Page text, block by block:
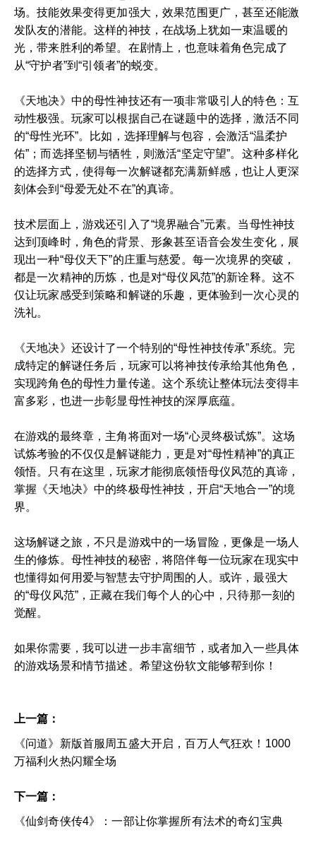
场。技能效果变得更加强大，效果范围更广，甚至还能激
发队友的潜能。这样的神技，在战场上犹如一束温暖的
光，带来胜利的希望。在剧情上，也意味着角色完成了
从“守护者”到“引领者”的蜕变。
《天地决》中的母性神技还有一项非常吸引人的特色：互
动性极强。玩家可以根据自己在谜题中的选择，激活不同
的“母性光环”。比如，选择理解与包容，会激活“温柔护
佑”；而选择坚韧与牺牲，则激活“坚定守望”。这种多样化
的选择方式，使得每一次解谜都充满新鲜感，也让人更深
刻体会到“母爱无处不在”的真谛。
技术层面上，游戏还引入了“境界融合”元素。当母性神技
达到顶峰时，角色的背景、形象甚至语音会发生变化，展
现出一种“母仪天下”的庄重与慈爱。每一次境界的突破，
都是一次精神的历炼，也是对“母仪风范”的新诠释。这不
仅让玩家感受到策略和解谜的乐趣，更体验到一次心灵的
洗礼。
《天地决》还设计了一个特别的“母性神技传承”系统。完
成特定的解谜任务后，玩家可以将神技传承给其他角色，
实现跨角色的母性力量传递。这个系统让整体玩法变得丰
富多彩，也进一步彰显母性神技的深厚底蕴。
在游戏的最终章，主角将面对一场“心灵终极试炼”。这场
试炼考验的不仅仅是解谜能力，更是对“母性精神”的真正
领悟。只有在这里，玩家才能彻底领悟母仪风范的真谛，
掌握《天地决》中的终极母性神技，开启“天地合一”的境
界。
这场解谜之旅，不只是游戏中的一场冒险，更像是一场人
生的修炼。母性神技的秘密，将陪伴每一位玩家在现实中
也懂得如何用爱与智慧去守护周围的人。或许，最强大
的“母仪风范”，正藏在我们每个人的心中，只待那一刻的
觉醒。
如果你需要，我可以进一步丰富细节，或者加入一些具体
的游戏场景和情节描述。希望这份软文能够帮到你！
上一篇：
《问道》新版首服周五盛大开启，百万人气狂欢！1000
万福利火热闪耀全场
下一篇：
《仙剑奇侠传4》：一部让你掌握所有法术的奇幻宝典